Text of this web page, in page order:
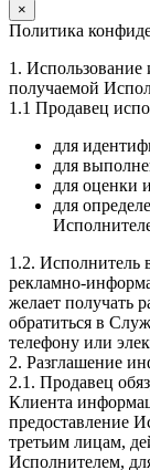
×
Политика
1.
получаемой
1.1 Продавец
для
для
для оценки
для
1.2. Исполнитель
рекламно-
желает получать
обратиться в
телефону или
2. Разглашение
2.1. Продавец
Клиента
предоставление
третьим лицам,
Исполнителем,